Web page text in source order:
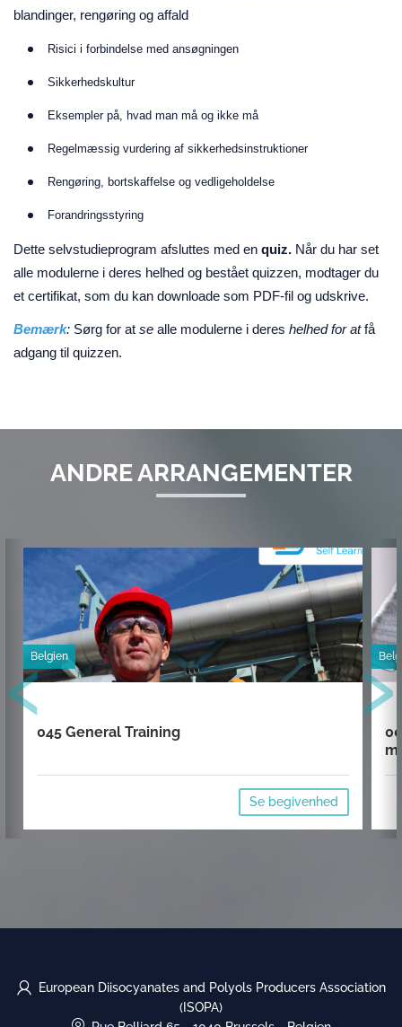
blandinger, rengøring og affald
Risici i forbindelse med ansøgningen
Sikkerhedskultur
Eksempler på, hvad man må og ikke må
Regelmæssig vurdering af sikkerhedsinstruktioner
Rengøring, bortskaffelse og vedligeholdelse
Forandringsstyring
Dette selvstudieprogram afsluttes med en quiz. Når du har set
alle modulerne i deres helhed og bestået quizzen, modtager du
et certifikat, som du kan downloade som PDF-fil og udskrive.
Bemærk: Sørg for at se alle modulerne i deres helhed for atfå
adgang til quizzen.
ANDRE ARRANGEMENTER
Belgien
045 General Training
Se begivenhed
‹ ›
European Diisocyanates and Polyols Producers Association
(ISOPA)